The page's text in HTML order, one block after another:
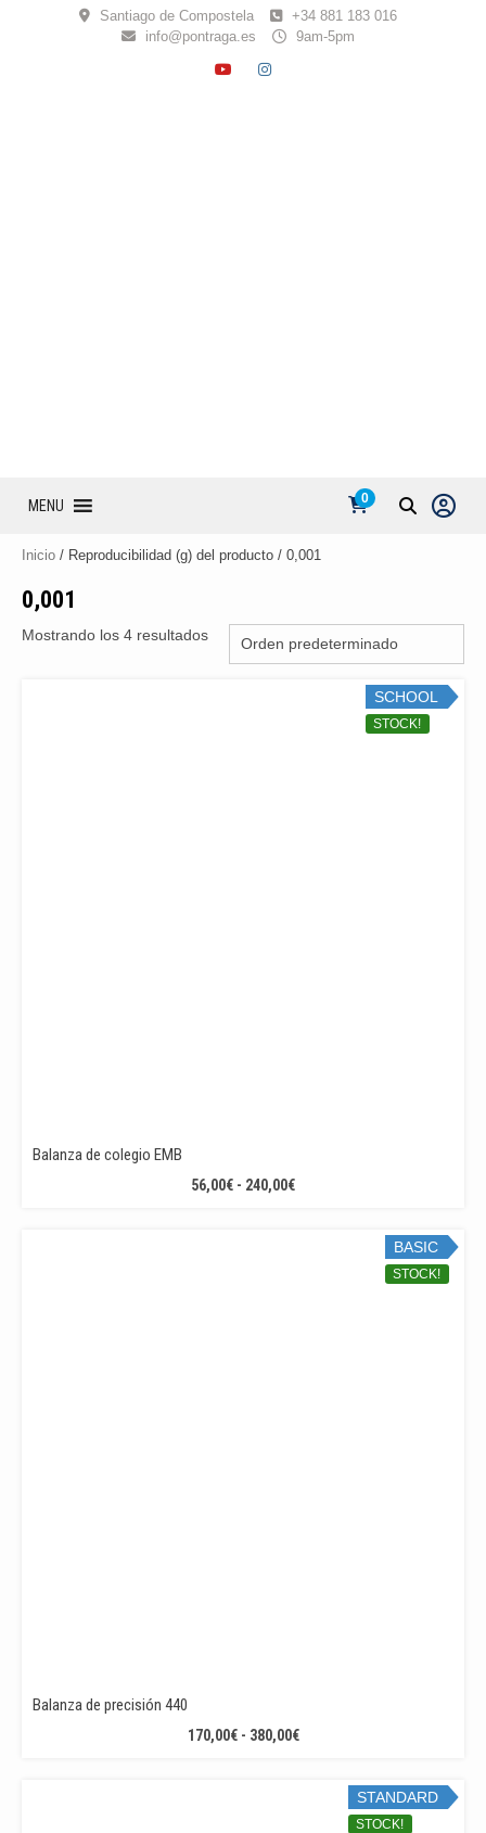
Santiago de Compostela
+34 881 183 016
info@pontraga.es
9am-5pm
YOUTUBE
INSTAGRAM
MENU 0
Inicio / Reproducibilidad (g) del producto / 0,001
0,001
Mostrando los 4 resultados
SCHOOL
STOCK!
Balanza de colegio EMB
56,00€ - 240,00€RANGO
BASIC
STOCK!
Balanza de precisión 440
170,00€ - 380,00€RANGO
STANDARD
STOCK!